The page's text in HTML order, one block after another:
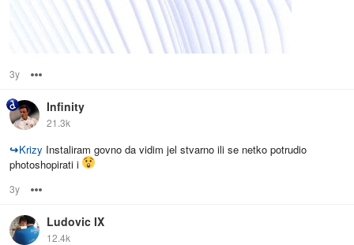
3y
Infinity
21.3k
↪Krizy Instaliram govno da vidim jel stvarno ili se netko potrudio
photoshopirati i
3y
Ludovic IX
12.4k